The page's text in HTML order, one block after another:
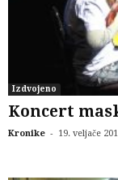
Izdvojeno
Koncert
Kronike - 19. veljače